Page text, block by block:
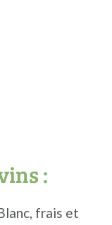
:
frais et